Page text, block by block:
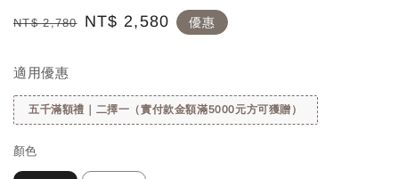
Regular
NT$ 2,780
Sale
NT$ 2,580 優惠
適用優惠
五千滿額禮｜二擇一（實付款金額滿5000元方可獲贈）
顏色